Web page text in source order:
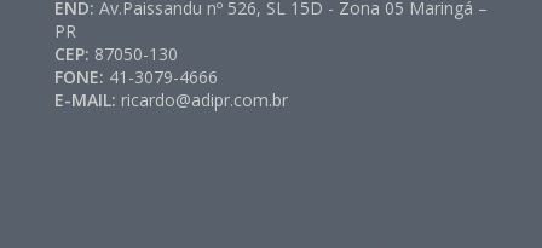
END:Av.Paissandu nº 526, SL 15D - Zona 05 Maringá –
PR
CEP: 87050-130
FONE: 41-3079-4666
E-MAIL: ricardo@adipr.com.br